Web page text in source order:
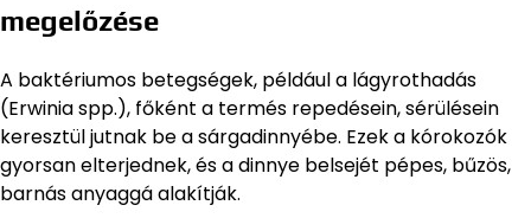
megelőzése
A baktériumos betegségek, például a lágyrothadás
(Erwinia spp.), főként a termés repedésein, sérülésein
keresztül jutnak be a sárgadinnyébe. Ezek a kórokozók
gyorsan elterjednek, és a dinnye belsejét pépes, bűzös,
barnás anyaggá alakítják.